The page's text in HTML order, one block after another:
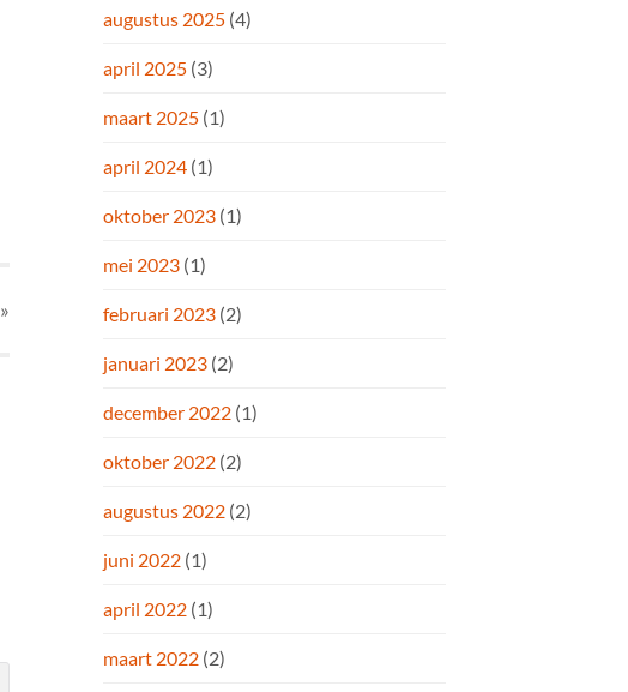
»
augustus 2025 (4)
april 2025 (3)
maart 2025 (1)
april 2024 (1)
oktober 2023 (1)
mei 2023 (1)
februari 2023 (2)
januari 2023 (2)
december 2022 (1)
oktober 2022 (2)
augustus 2022 (2)
juni 2022 (1)
april 2022 (1)
maart 2022 (2)